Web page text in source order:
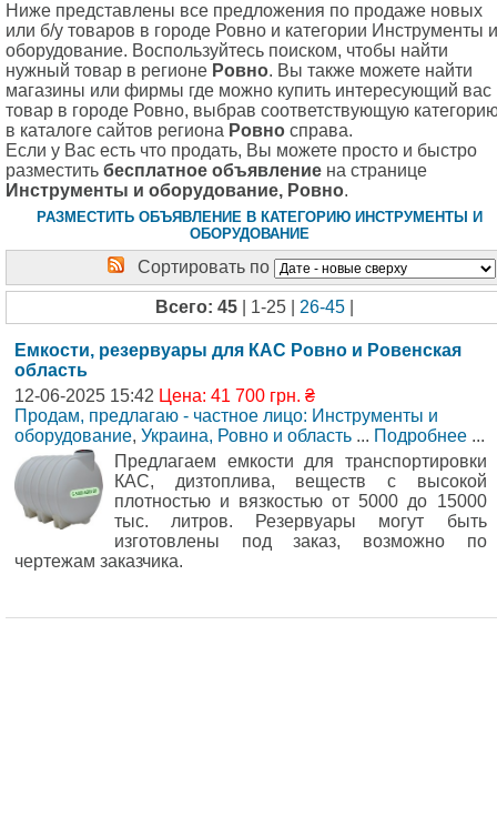
Ниже представлены все предложения по продаже новых
или б/у товаров в городе Ровно и категории Инструменты и
оборудование. Воспользуйтесь поиском, чтобы найти
нужный товар в регионе Ровно. Вы также можете найти
магазины или фирмы где можно купить интересующий вас
товар в городе Ровно, выбрав соответствующую
в каталоге сайтов региона Ровно справа.
Если у Вас есть что продать, Вы можете просто и быстро
разместить бесплатное объявление на странице
Инструменты и оборудование, Ровно.
РАЗМЕСТИТЬ ОБЪЯВЛЕНИЕ В КАТЕГОРИЮ ИНСТРУМЕНТЫ И
ОБОРУДОВАНИЕ
Сортировать по
Всего: 45| 1-25 | 26-45|
Емкости, резервуары для КАС Ровно и Ровенская
область
12-06-2025 15:42 Цена: 41 700 грн. ₴
Продам, предлагаю - частное лицо: Инструменты и
оборудование, Украина, Ровно и область ... Подробнее ...
Предлагаем емкости для транспортировки
КАС, дизтоплива, веществ с высокой
плотностью и вязкостью от 5000 до 15000
тыс. литров. Резервуары могут быть
изготовлены под заказ, возможно по
чертежам заказчика.